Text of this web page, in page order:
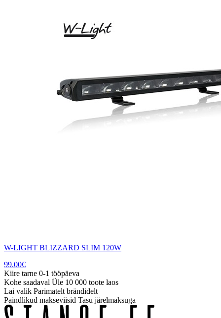
W-LIGHT BLIZZARD SLIM 120W
99.00€
Kiire tarne 0-1 tööpäeva
Kohe saadaval Üle 10 000 toote laos
Lai valik Parimatelt brändidelt
Paindlikud makseviisid Tasu järelmaksuga